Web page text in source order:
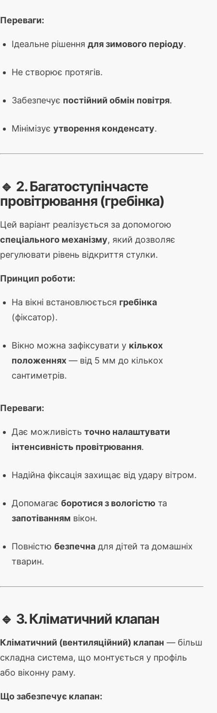
Переваги:
Ідеальне рішення для зимового періоду.
Не створює протягів.
Забезпечує постійний обмін повітря.
Мінімізує утворення конденсату.
🔹 2. Багатоступінчасте
провітрювання (гребінка)
Цей варіант реалізується за допомогою
спеціального механізму, який дозволяє
регулювати рівень відкриття стулки.
Принцип роботи:
На вікні встановлюється гребінка
(фіксатор).
Вікно можна зафіксувати у кількох
положеннях — від 5 мм до кількох
сантиметрів.
Переваги:
Дає можливість точно налаштувати
інтенсивність провітрювання.
Надійна фіксація захищає від удару вітром.
Допомагає боротися з вологістю та
запотіванням вікон.
Повністю безпечна для дітей та домашніх
тварин.
🔹 3. Кліматичний клапан
Кліматичний (вентиляційний) клапан — більш
складна система, що монтується у профіль
або віконну раму.
Що забезпечує клапан: